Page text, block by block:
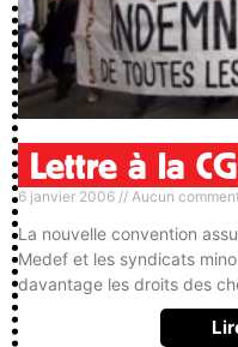
Lettre à la
6 janvier 2006 Aucun
La nouvelle convention
Medef et les syndicats
davantage les droits des